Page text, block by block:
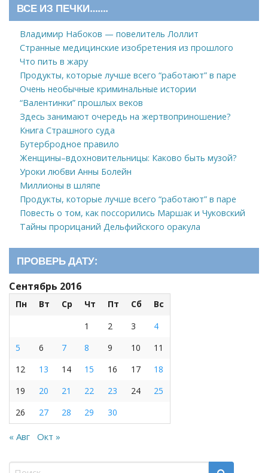
ВСЕ ИЗ ПЕЧКИ…….
Владимир Набоков — повелитель Лоллит
Странные медицинские изобретения из прошлого
Что пить в жару
Продукты, которые лучше всего “работают” в паре
Очень необычные криминальные истории
“Валентинки” прошлых веков
Здесь занимают очередь на жертвоприношение?
Книга Страшного суда
Бутербродное правило
Женщины–вдохновительницы: Каково быть музой?
Уроки любви Анны Болейн
Миллионы в шляпе
Продукты, которые лучше всего “работают” в паре
Повесть о том, как поссорились Маршак и Чуковский
Тайны прорицаний Дельфийского оракула
ПРОВЕРЬ ДАТУ:
Сентябрь 2016
Пн Вт Ср Чт Пт Сб
Вс
1
2 3
4
5
6 7 8 9 10
11
12
13 14 15 16 17
18
19
20 21 22 23 24
25
26
27 28 29 30
« Авг Окт »